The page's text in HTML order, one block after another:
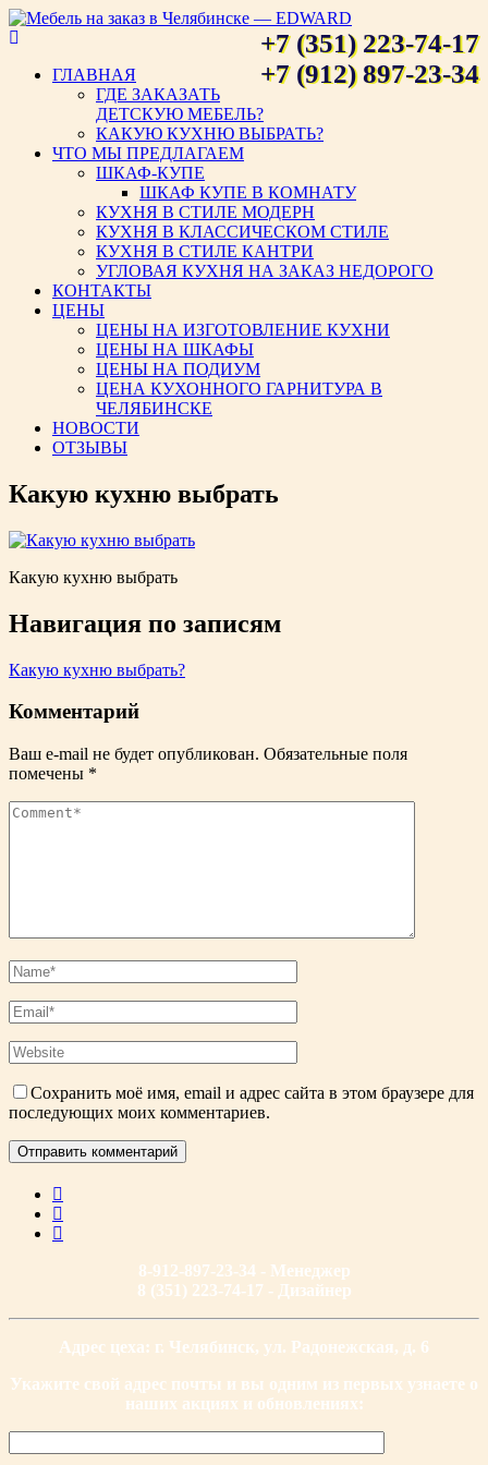
Мебель на заказ в Челябинске
— EDWARD
+7 (351) 223-74-17
+7 (912) 897-23-34
ГЛАВНАЯ
ГДЕ ЗАКАЗАТЬ
ДЕТСКУЮ МЕБЕЛЬ?
КАКУЮ КУХНЮ ВЫБРАТЬ?
ЧТО МЫ ПРЕДЛАГАЕМ
ШКАФ-КУПЕ
ШКАФ КУПЕ В КОМНАТУ
КУХНЯ В СТИЛЕ МОДЕРН
КУХНЯ В КЛАССИЧЕСКОМ СТИЛЕ
КУХНЯ В СТИЛЕ КАНТРИ
УГЛОВАЯ КУХНЯ НА ЗАКАЗ НЕДОРОГО
КОНТАКТЫ
ЦЕНЫ
ЦЕНЫ НА ИЗГОТОВЛЕНИЕ КУХНИ
ЦЕНЫ НА ШКАФЫ
ЦЕНЫ НА ПОДИУМ
ЦЕНА КУХОННОГО ГАРНИТУРА В
ЧЕЛЯБИНСКЕ
НОВОСТИ
ОТЗЫВЫ
Какую кухню выбрать
Какую кухню выбрать
Навигация по записям
Какую кухню выбрать?
Комментарий
Ваш e-mail не будет опубликован. Обязательные поля
помечены *
Сохранить моё имя, email и адрес сайта в этом браузере для
последующих моих комментариев.
8-912-897-23-34 - Менеджер
8 (351) 223-74-17 - Дизайнер
Адрес цеха: г. Челябинск, ул. Радонежская, д. 6
Укажите свой адрес почты и вы одним из первых узнаете о
наших акциях и обновлениях: